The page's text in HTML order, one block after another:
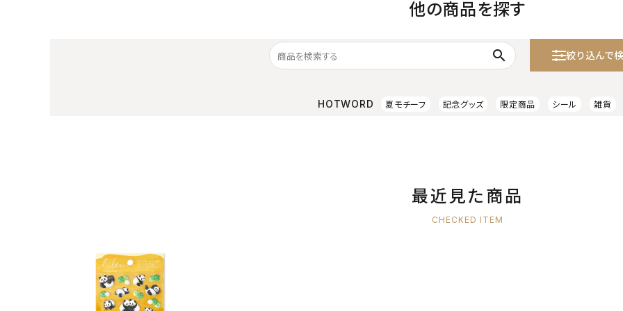
他の商品を探す
search 絞り込んで
HOTWORD 夏モチーフ 記念グッズ 限定商品 シール 雑貨
最近見た商品
CHECKED ITEM